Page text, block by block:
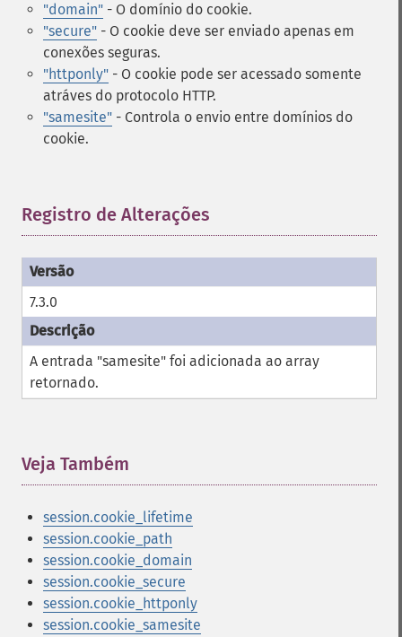
"domain" - O domínio do cookie.
"secure" - O cookie deve ser enviado apenas em
conexões seguras.
"httponly" - O cookie pode ser acessado somente
atráves do protocolo HTTP.
"samesite" - Controla o envio entre domínios do
cookie.
Registro de Alterações
7.3.0
A entrada "samesite" foi adicionada ao array
retornado.
Veja Também
session.cookie_lifetime
session.cookie_path
session.cookie_domain
session.cookie_secure
session.cookie_httponly
session.cookie_samesite